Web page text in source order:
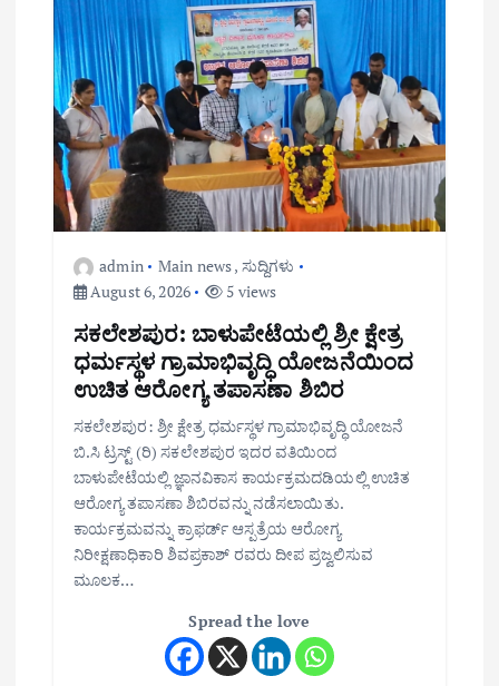
admin Main news, ಸುದ್ದಿಗಳು
August 6, 2026
5 views
ಸಕಲೇಶಪುರ: ಬಾಳುಪೇಟೆಯಲ್ಲಿ ಶ್ರೀ ಕ್ಷೇತ್ರ
ಧರ್ಮಸ್ಥಳ ಗ್ರಾಮಾಭಿವೃದ್ಧಿ ಯೋಜನೆಯಿಂದ
ಉಚಿತ ಆರೋಗ್ಯ ತಪಾಸಣಾ ಶಿಬಿರ
ಸಕಲೇಶಪುರ: ಶ್ರೀ ಕ್ಷೇತ್ರ ಧರ್ಮಸ್ಥಳ ಗ್ರಾಮಾಭಿವೃದ್ಧಿ ಯೋಜನೆ
ಬಿ.ಸಿ ಟ್ರಸ್ಟ್ (ರಿ) ಸಕಲೇಶಪುರ ಇದರ ವತಿಯಿಂದ
ಬಾಳುಪೇಟೆಯಲ್ಲಿ ಜ್ಞಾನವಿಕಾಸ ಕಾರ್ಯಕ್ರಮದಡಿಯಲ್ಲಿ ಉಚಿತ
ಆರೋಗ್ಯ ತಪಾಸಣಾ ಶಿಬಿರವನ್ನು ನಡೆಸಲಾಯಿತು.
ಕಾರ್ಯಕ್ರಮವನ್ನು ಕ್ರಾಫರ್ಡ್ ಆಸ್ಪತ್ರೆಯ ಆರೋಗ್ಯ
ನಿರೀಕ್ಷಣಾಧಿಕಾರಿ ಶಿವಪ್ರಕಾಶ್ ರವರು ದೀಪ ಪ್ರಜ್ವಲಿಸುವ
ಮೂಲಕ…
Spread the love